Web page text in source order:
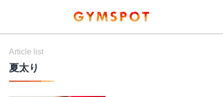
Article list
夏太り